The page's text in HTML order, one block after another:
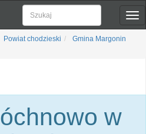
Powiat chodzieski
Gmina Margonin
w